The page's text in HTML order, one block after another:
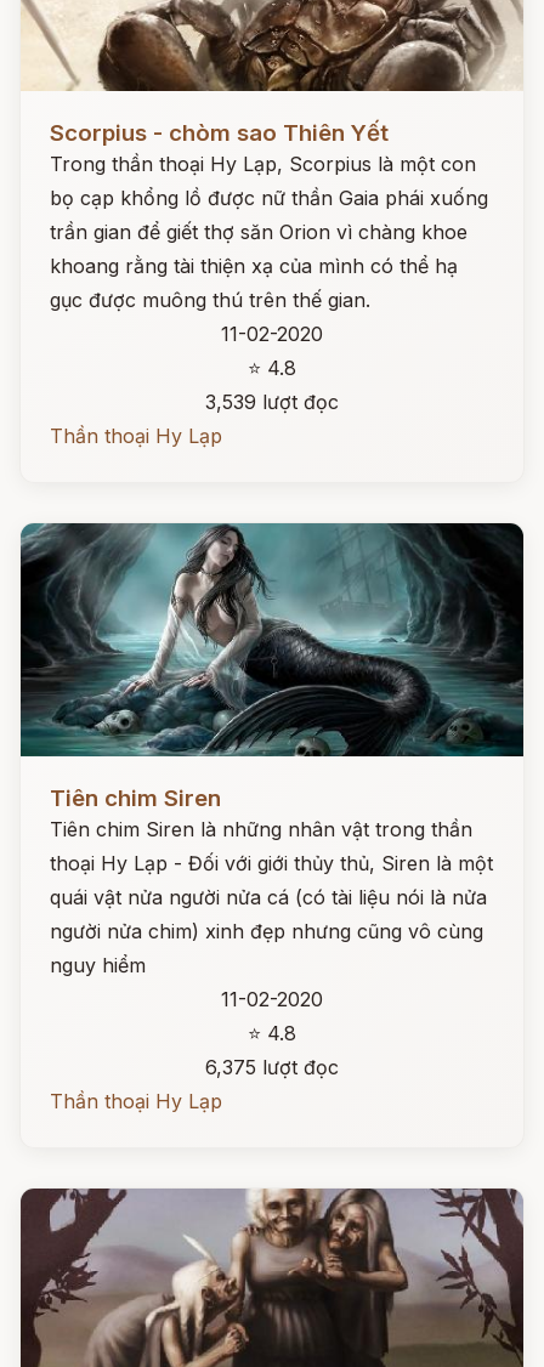
Scorpius - chòm sao Thiên Yết
Trong thần thoại Hy Lạp, Scorpius là một con
bọ cạp khổng lồ được nữ thần Gaia phái xuống
trần gian để giết thợ săn Orion vì chàng khoe
khoang rằng tài thiện xạ của mình có thể hạ
gục được muông thú trên thế gian.
11-02-2020
⭐ 4.8
3,539 lượt đọc
Thần thoại Hy Lạp
Tiên chim Siren
Tiên chim Siren là những nhân vật trong thần
thoại Hy Lạp - Đối với giới thủy thủ, Siren là một
quái vật nửa người nửa cá (có tài liệu nói là nửa
người nửa chim) xinh đẹp nhưng cũng vô cùng
nguy hiểm
11-02-2020
⭐ 4.8
6,375 lượt đọc
Thần thoại Hy Lạp